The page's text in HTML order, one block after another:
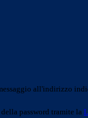
all'indirizzo
password tramite la